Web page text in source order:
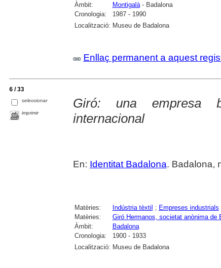
Àmbit:
Montigalà- Badalona
Cronologia:
1987 - 1990
Localització: Museu de Badalona
Enllaç permanent a aquest
6 / 33
seleccionar
imprimir
Giró: una empresa
internacional
En: Identitat Badalona. Badalona,
Matèries: Indústria tèxtil ; Empreses industrials
Matèries:
Giró Hermanos, societat anònima de
Àmbit:
Badalona
Cronologia:
1900 - 1933
Localització: Museu de Badalona